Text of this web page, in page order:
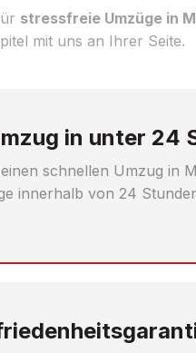
stressfreie Umzüge in
mit uns an Ihrer Seite.
in unter 24
schnellen Umzug in
innerhalb von 24